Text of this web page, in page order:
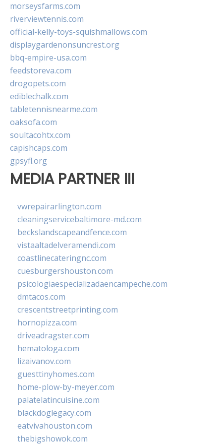
morseysfarms.com
riverviewtennis.com
official-kelly-toys-squishmallows.com
displaygardenonsuncrest.org
bbq-empire-usa.com
feedstoreva.com
drogopets.com
ediblechalk.com
tabletennisnearme.com
oaksofa.com
soultacohtx.com
capishcaps.com
gpsyfl.org
MEDIA PARTNER III
vwrepairarlington.com
cleaningservicebaltimore-md.com
beckslandscapeandfence.com
vistaaltadelveramendi.com
coastlinecateringnc.com
cuesburgershouston.com
psicologiaespecializadaencampeche.com
dmtacos.com
crescentstreetprinting.com
hornopizza.com
driveadragster.com
hematologa.com
lizaivanov.com
guesttinyhomes.com
home-plow-by-meyer.com
palatelatincuisine.com
blackdoglegacy.com
eatvivahouston.com
thebigshowok.com